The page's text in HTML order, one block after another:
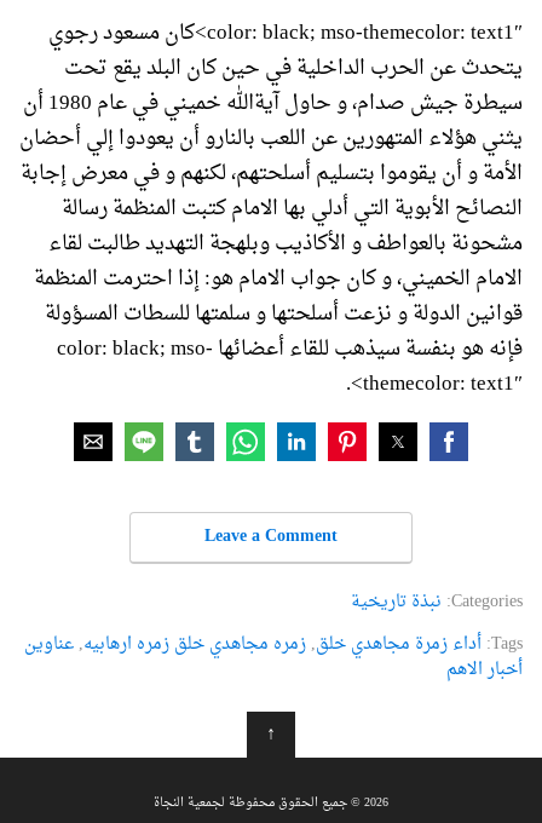
color: black; mso-themecolor: text1″>كان مسعود رجوي
يتحدث عن الحرب الداخلية في حين كان البلد يقع تحت
سيطرة جيش صدام، و حاول آية‌الله خميني في عام 1980 أن
يثني هؤلاء المتهورين عن اللعب بالنارو أن يعودوا إلي أحضان
الأمة و أن يقوموا بتسليم أسلحتهم، لكنهم و في معرض إجابة
النصائح الأبوية التي أدلي بها الامام كتبت المنظمة رسالة
مشحونة بالعواطف و الأكاذيب وبلهجة التهديد طالبت لقاء
الامام الخميني، و كان جواب الامام هو: إذا احترمت المنظمة
قوانين الدولة و نزعت أسلحتها و سلمتها للسطات المسؤولة
فإنه هو بنفسة سيذهب للقاء أعضائها color: black; mso-
themecolor: text1″>.
Leave a Comment
Categories: نبذة تاريخية
Tags: أداء زمرة مجاهدي خلق,زمره مجاهدي خلق زمره ارهابیه,عناوین
أخبار الاهم
↑
2026 © جميع الحقوق محفوظة لجمعية النجاة